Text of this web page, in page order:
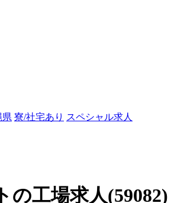
県 寮/社宅あり スペシャル求人
工場求人(59082)